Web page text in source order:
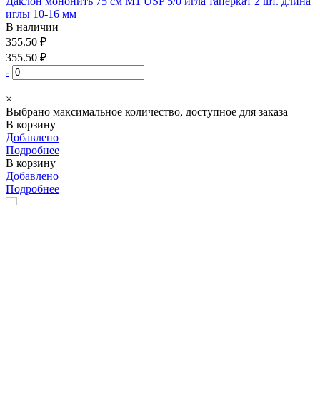
иглы 10-16 мм
В наличии
355.50 ₽
355.50 ₽
-
+
×
Выбрано максимальное количество, доступное для заказа
В корзину
Добавлено
Подробнее
В корзину
Добавлено
Подробнее